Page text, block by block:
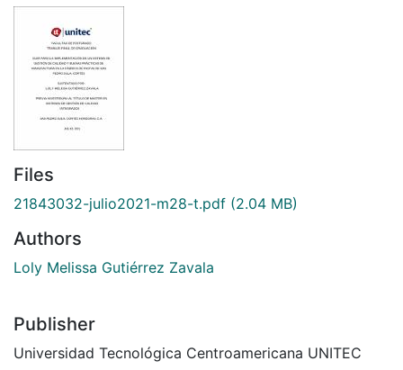
Files
21843032-julio2021-m28-t.pdf (2.04 MB)
Authors
Loly Melissa Gutiérrez Zavala
Publisher
Universidad Tecnológica Centroamericana UNITEC